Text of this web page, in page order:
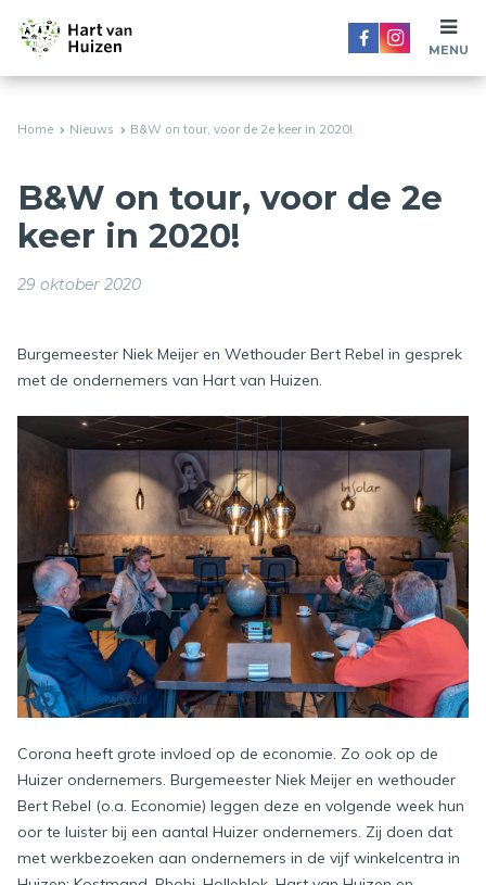
Home Nieuws B&W on tour, voor de 2e keer in 2020!
B&W on tour, voor de 2e
keer in 2020!
29 oktober 2020
Burgemeester Niek Meijer en Wethouder Bert Rebel in gesprek
met de ondernemers van Hart van Huizen.
Corona heeft grote invloed op de economie. Zo ook op de
Huizer ondernemers. Burgemeester Niek Meijer en wethouder
Bert Rebel (o.a. Economie) leggen deze en volgende week hun
oor te luister bij een aantal Huizer ondernemers. Zij doen dat
met werkbezoeken aan ondernemers in de vijf winkelcentra in
MENU